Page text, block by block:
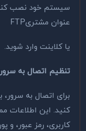
سیستم خود نصب
عنوان مشتریFTP
یا کلاینت وارد شوید.
تنظیم اتصال به سرور
برای اتصال به سرور،
کنید. این اطلاعات
کاربری، رمز عبور، و